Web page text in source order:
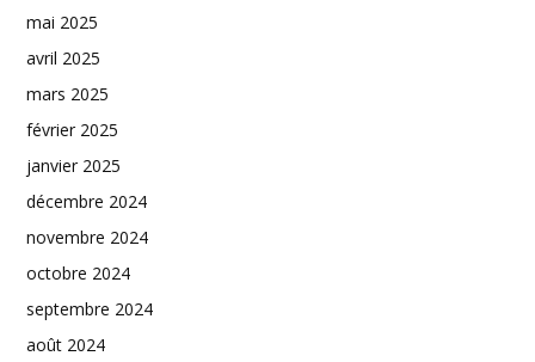
mai 2025
avril 2025
mars 2025
février 2025
janvier 2025
décembre 2024
novembre 2024
octobre 2024
septembre 2024
août 2024